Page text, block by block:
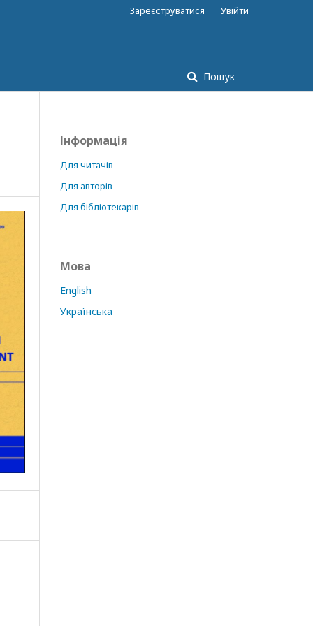
Пошук
Зареєструватися Увійти
Інформація
Для читачів
Для авторів
Для бібліотекарів
Мова
English
Українська